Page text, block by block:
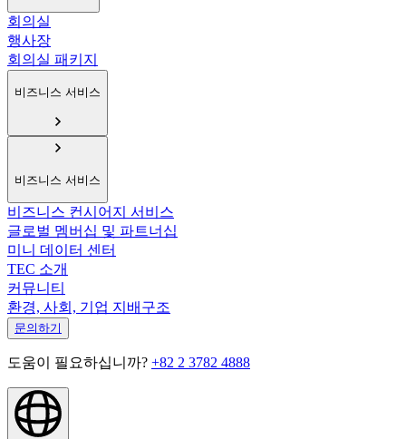
회의실
행사장
회의실 패키지
비즈니스 서비스
비즈니스 서비스
비즈니스 컨시어지 서비스
글로벌 멤버십 및 파트너십
미니 데이터 센터
TEC 소개
커뮤니티
환경, 사회, 기업 지배구조
문의하기
도움이 필요하십니까? +82 2 3782 4888